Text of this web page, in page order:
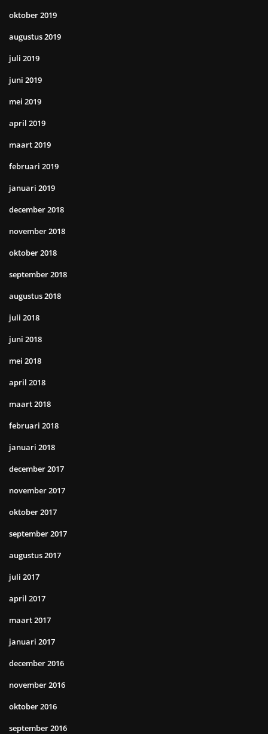
oktober 2019
augustus 2019
juli 2019
juni 2019
mei 2019
april 2019
maart 2019
februari 2019
januari 2019
december 2018
november 2018
oktober 2018
september 2018
augustus 2018
juli 2018
juni 2018
mei 2018
april 2018
maart 2018
februari 2018
januari 2018
december 2017
november 2017
oktober 2017
september 2017
augustus 2017
juli 2017
april 2017
maart 2017
januari 2017
december 2016
november 2016
oktober 2016
september 2016